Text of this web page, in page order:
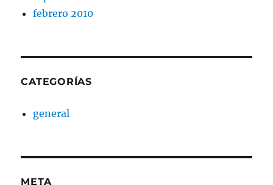
febrero 2010
CATEGORÍAS
general
META